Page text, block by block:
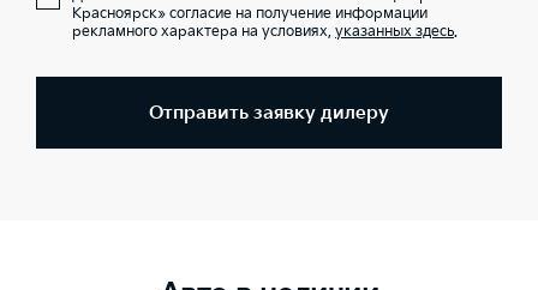
Красноярск» согласие на получение информации
рекламного характера на условиях, указанных здесь.
Отправить заявку дилеру